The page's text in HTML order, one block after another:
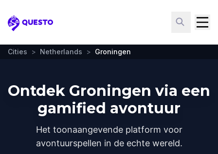
Questo
Cities > Netherlands > Groningen
Ontdek Groningen via een
gamified avontuur
Het toonaangevende platform voor
avontuurspellen in de echte wereld.